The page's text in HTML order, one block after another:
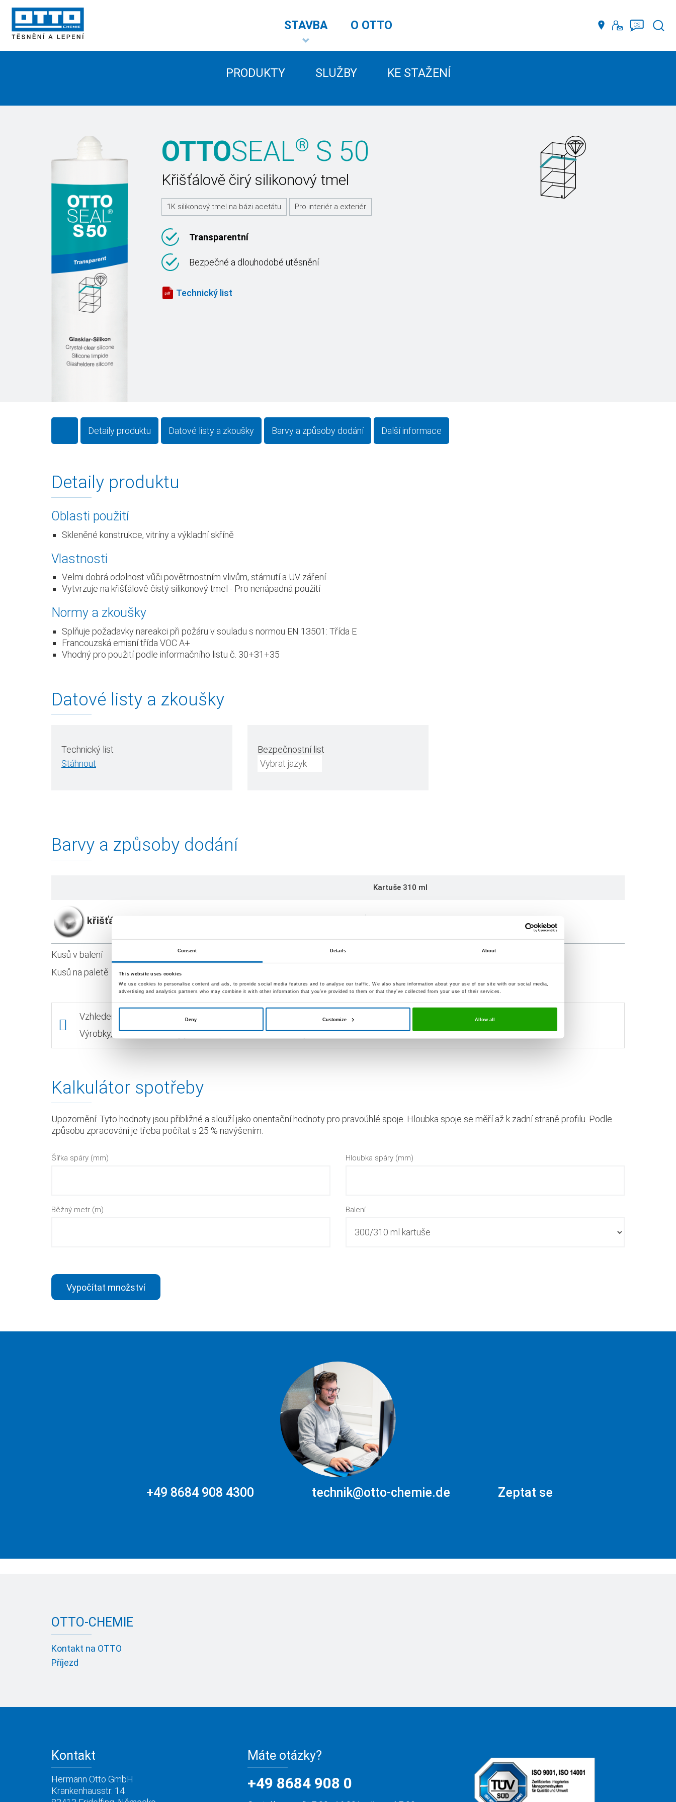
Consent Details About
This website uses cookies
We use cookies to personalise content and ads, to provide social media features and to analyse our traffic. We also share information about your use of our site with our social media,
advertising and analytics partners who may combine it with other information that you’ve provided to them or that they’ve collected from your use of their services.
Deny Customize Allow all
CS
STAVBA
PRODUKTY SLUŽBY KE STAŽENÍ
O OTTO
OTTOSEAL® S 50
Křišťálově čirý silikonový tmel
1K silikonový tmel na bázi acetátu Pro interiér a exteriér
Transparentní
Bezpečné a dlouhodobé utěsnění
Technický list
Detaily produktu Datové listy a zkoušky Barvy a způsoby dodání Další informace
Detaily produktu
Oblasti použití
Skleněné konstrukce, vitríny a výkladní skříně
Vlastnosti
Velmi dobrá odolnost vůči povětrnostním vlivům, stárnutí a UV záření
Vytvrzuje na křišťálově čistý silikonový tmel - Pro nenápadná použití
Normy a zkoušky
Splňuje požadavky nareakci při požáru v souladu s normou EN 13501: Třída E
Francouzská emisní třída VOC A+
Vhodný pro použití podle informačního listu č. 30+31+35
Datové listy a zkoušky
Technický list
Stáhnout
Bezpečnostní list
Vybrat jazyk
Barvy a způsoby dodání
Kartuše 310 ml
křišťálová
Kusů v balení
Kusů na paletě
Vzhledem k technice zobrazení se mohou uvedené barvy lišit od originálních barev výrobků.
Výrobky, balení nebo barvy jsou k dispozici ze skladu v obvyklém množství.
Kalkulátor spotřeby
Upozornění: Tyto hodnoty jsou přibližné a slouží jako orientační hodnoty pro pravoúhlé spoje. Hloubka spoje se měří až k zadní straně profilu. Podle
způsobu zpracování je třeba počítat s 25 % navýšením.
Šířka spáry (mm) Hloubka spáry (mm)
Běžný metr (m) Balení
Vypočítat množství
+49 8684 908 4300 technik@otto-chemie.de Zeptat se
OTTO-CHEMIE
Kontakt na OTTO
Příjezd
Kontakt
Hermann Otto GmbH
Krankenhausstr. 14
Máte otázky?
+49 8684 908 0